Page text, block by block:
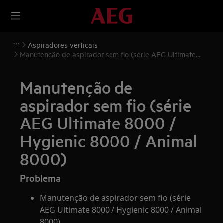
Aspiradores verticais
Manutenção de aspirador sem fio (série AEG Ultimate
Manutenção de
aspirador sem fio (série
AEG Ultimate 8000 /
Hygienic 8000 / Animal
8000)
Problema
Manutenção de aspirador sem fio (série
AEG Ultimate 8000 / Hygienic 8000 / Animal